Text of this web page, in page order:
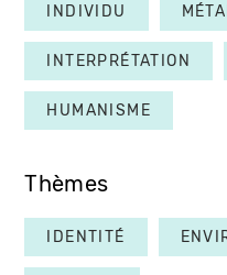
INDIVIDU
INTERPRÉTATION
HUMANISME
Thèmes
IDENTITÉ